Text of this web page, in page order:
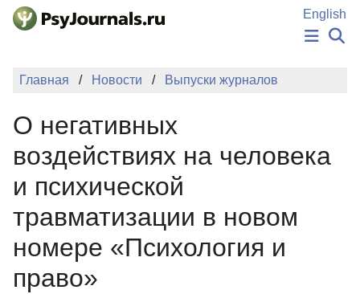
Перейти к основному содержанию
English
НОВОСТИ
ПОДАТЬ РУКОПИСЬ
КЛЮЧЕВЫЕ СЛОВА
Регистрация
Главная Новости Выпуски журналов
О негативных
воздействиях на человека
и психической
травматизации в новом
номере «Психология и
право»